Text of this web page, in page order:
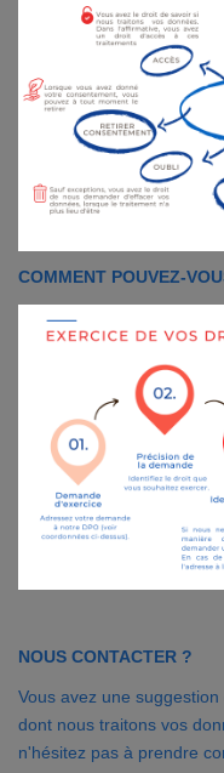
COMMENT POUVEZ-
NOUS CONTACTER ?
Vous avez une
dont nous traitons vos
n'hésitez pas à prendre